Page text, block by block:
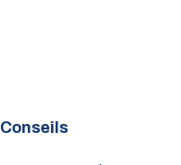
Conseils